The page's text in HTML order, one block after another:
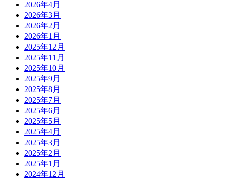
2026年4月
2026年3月
2026年2月
2026年1月
2025年12月
2025年11月
2025年10月
2025年9月
2025年8月
2025年7月
2025年6月
2025年5月
2025年4月
2025年3月
2025年2月
2025年1月
2024年12月